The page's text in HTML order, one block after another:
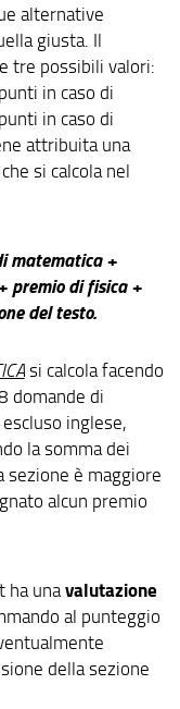
alternative
giusta. Il
tre possibili valori:
punti in caso di
in caso di
attribuita una
si calcola nel
matematica +
premio di fisica +
del testo.
si calcola facendo
domande di
inglese,
la somma dei
è maggiore
alcun premio
ha unavalutazione
al punteggio
della sezione